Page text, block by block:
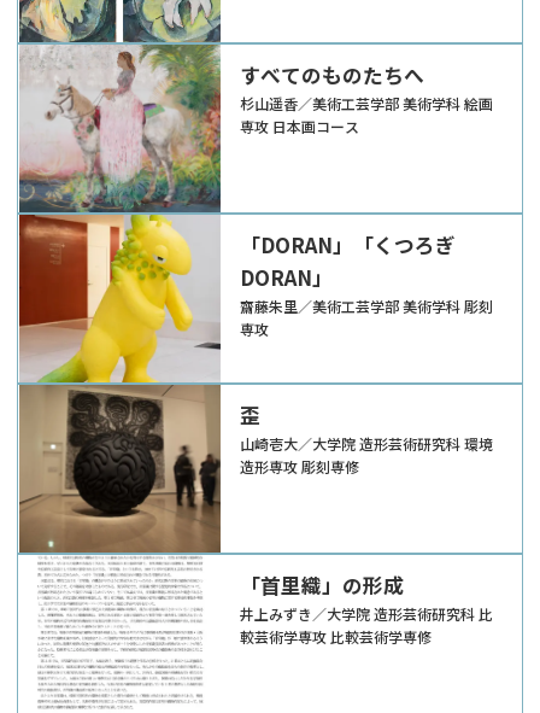
すべてのものたちへ
杉山遥香／美術工芸学部 美術学科 絵画
専攻 日本画コース
「DORAN」「くつろぎ
DORAN」
齋藤朱里／美術工芸学部 美術学科 彫刻
専攻
歪
山崎壱大／大学院 造形芸術研究科 環境
造形専攻 彫刻専修
「首里織」の形成
井上みずき／大学院 造形芸術研究科 比
較芸術学専攻 比較芸術学専修